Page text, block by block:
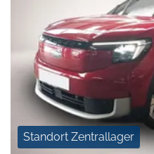
Standort Zentrallager